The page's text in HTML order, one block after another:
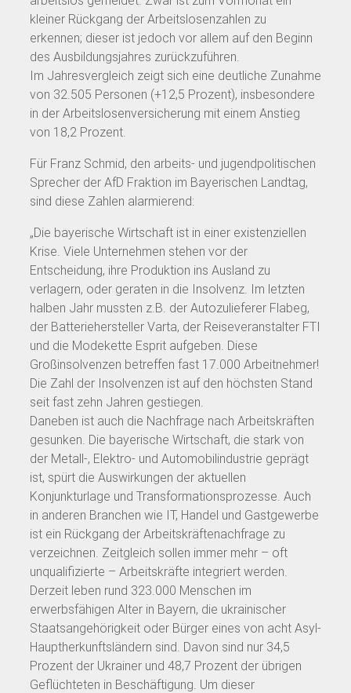
kleiner Rückgang der Arbeitslosenzahlen zu
erkennen; dieser ist jedoch vor allem auf den Beginn
des Ausbildungsjahres zurückzuführen.
Im Jahresvergleich zeigt sich eine deutliche Zunahme
von 32.505 Personen (+12,5 Prozent), insbesondere
in der Arbeitslosenversicherung mit einem Anstieg
von 18,2 Prozent.
Für Franz Schmid, den arbeits- und jugendpolitischen
Sprecher der AfD Fraktion im Bayerischen Landtag,
sind diese Zahlen alarmierend:
„Die bayerische Wirtschaft ist in einer existenziellen
Krise. Viele Unternehmen stehen vor der
Entscheidung, ihre Produktion ins Ausland zu
verlagern, oder geraten in die Insolvenz. Im letzten
halben Jahr mussten z.B. der Autozulieferer Flabeg,
der Batteriehersteller Varta, der Reiseveranstalter FTI
und die Modekette Esprit aufgeben. Diese
Großinsolvenzen betreffen fast 17.000 Arbeitnehmer!
Die Zahl der Insolvenzen ist auf den höchsten Stand
seit fast zehn Jahren gestiegen.
Daneben ist auch die Nachfrage nach Arbeitskräften
gesunken. Die bayerische Wirtschaft, die stark von
der Metall-, Elektro- und Automobilindustrie geprägt
ist, spürt die Auswirkungen der aktuellen
Konjunkturlage und Transformationsprozesse. Auch
in anderen Branchen wie IT, Handel und Gastgewerbe
ist ein Rückgang der Arbeitskräftenachfrage zu
verzeichnen. Zeitgleich sollen immer mehr – oft
unqualifizierte – Arbeitskräfte integriert werden.
Derzeit leben rund 323.000 Menschen im
erwerbsfähigen Alter in Bayern, die ukrainischer
Staatsangehörigkeit oder Bürger eines von acht Asyl-
Hauptherkunftsländern sind. Davon sind nur 34,5
Prozent der Ukrainer und 48,7 Prozent der übrigen
Geflüchteten in Beschäftigung. Um dieser